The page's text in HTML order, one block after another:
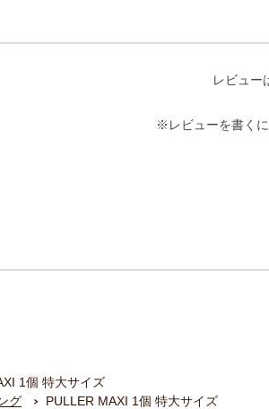
レビュー
※レビューを書く
1個 特大サイズ
グ PULLER MAXI 1個 特大サイズ